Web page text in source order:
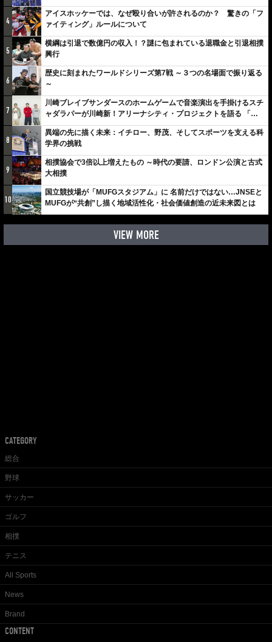
4
アイスホッケーでは、なぜ殴り合いが許されるのか？ 驚きの「フ
ァイティング」ルールについて
5
横綱は引退で数億円の収入！？謎に包まれている退職金と引退相撲
興行
6
歴史に刻まれたワールドシリーズ第7戦 ～３つの名場面で振り返る
～
7
川崎ブレイブサンダースのホームゲームで音楽演出を手掛けるスチ
ャダラパーが川崎新！アリーナシティ・プロジェクトを語る 「楽
しみでしかないでしょ。川崎は、ずっと成長曲線だから」
8
異端の先に描く未来：イチロー、野茂、そしてスポーツを支える科
学界の挑戦
9
相撲協会で3倍以上増えたもの ～時代の要請、ロンドン公演と古式
大相撲
10
国立競技場が「MUFGスタジアム」に 名前だけではない…JNSEと
MUFGが“共創”し描く地域活性化・社会価値創造の近未来図とは
VIEW MORE
CATEGORY
総合
野球
サッカー
ゴルフ
相撲
テニス
All Sports
News
Brand
CONTENT